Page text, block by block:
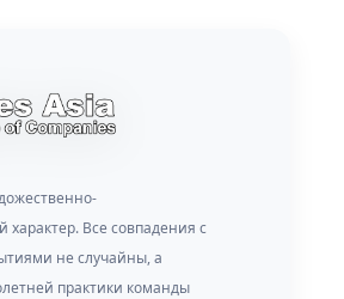
характер. Все совпадения с
не случайны, а
практики команды